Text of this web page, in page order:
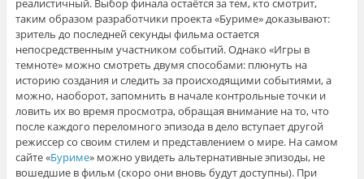
реалистичный. Выбор финала остаётся за тем, кто смотрит,
таким образом разработчики проекта «Буриме» доказывают:
зритель до последней секунды фильма остается
непосредственным участником событий. Однако «Игры в
темноте» можно смотреть двумя способами: плюнуть на
историю создания и следить за происходящими событиями, а
можно, наоборот, запомнить в начале контрольные точки и
ловить их во время просмотра, обращая внимание на то, что
после каждого переломного эпизода в дело вступает другой
режиссер со своим стилем и представлением о мире. На самом
сайте «Буриме» можно увидеть альтернативные эпизоды, не
вошедшие в фильм (скоро они вновь будут доступны). При